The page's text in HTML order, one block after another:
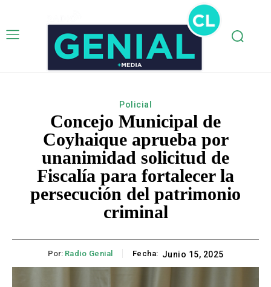
Policial
Concejo Municipal de
Coyhaique aprueba por
unanimidad solicitud de
Fiscalía para fortalecer la
persecución del patrimonio
criminal
Por: Radio Genial Fecha: Junio 15, 2025